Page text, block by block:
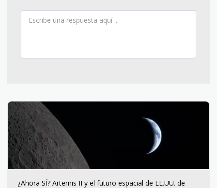
¿Ahora SÍ? Artemis II y el futuro espacial de EE.UU. de